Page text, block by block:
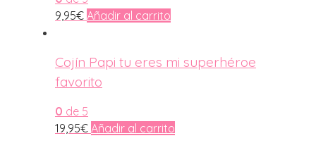
9,95€ Añadir al carrito
Cojín Papi tu eres mi superhéroe
favorito
0 de 5
19,95€ Añadir al carrito